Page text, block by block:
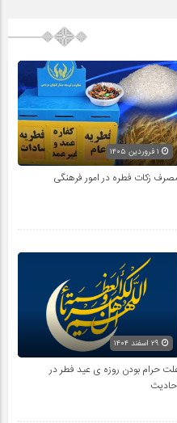
زکات فطره در امور فرهنگی
حرام بودن روزه ی عید فطر در